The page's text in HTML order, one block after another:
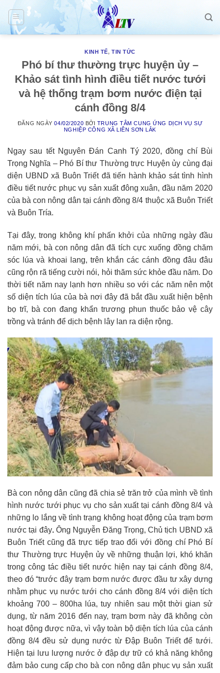
Skip
content
KINH TẾ,TIN TỨC
Phó bí thư thường trực huyện ủy –
Khảo sát tình hình điều tiết nước tưới
và hệ thống trạm bơm nước điện tại
cánh đồng 8/4
ĐĂNG NGÀY04/02/2020 BỞI TRUNG TÂM CUNG ỨNG DỊCH VỤ SỰ
NGHIỆP CÔNG XÃ LIÊN SƠN LẮK
Ngay sau tết Nguyên Đán Canh Tý 2020, đồng chí Bùi
Trọng Nghĩa – Phó Bí thư Thường trực Huyện ủy cùng đại
diện UBND xã Buôn Triết đã tiến hành khảo sát tình hình
điều tiết nước phục vụ sản xuất đông xuân, đầu năm 2020
của bà con nông dân tại cánh đồng 8/4 thuộc xã Buôn Triết
và Buôn Tría.
Tại đây, trong không khí phấn khởi của những ngày đầu
năm mới, bà con nông dân đã tích cực xuống đồng chăm
sóc lúa và khoai lang, trên khắn các cánh đồng đâu đâu
cũng rộn rã tiếng cười nói, hỏi thăm sức khỏe đầu năm. Do
thời tiết năm nay lạnh hơn nhiều so với các năm nên một
số diện tích lúa của bà nơi đây đã bắt đầu xuất hiện bệnh
bọ trĩ, bà con đang khẩn trương phun thuốc bảo vệ cây
trồng và tránh để dịch bệnh lây lan ra diện rộng.
Bà con nông dân cũng đã chia sẻ trăn trở của mình về tình
hình nước tưới phục vụ cho sản xuất tại cánh đồng 8/4 và
những lo lắng về tình trạng không hoạt động của trạm bơm
nước tại đây. Ông Nguyễn Đăng Trọng, Chủ tịch UBND xã
Buôn Triết cũng đã trực tiếp trao đổi với đồng chí Phó Bí
thư Thường trực Huyện ủy về những thuận lợi, khó khăn
trong công tác điều tiết nước hiện nay tại cánh đồng 8/4,
theo đó “trước đây trạm bơm nước được đầu tư xây dựng
nhằm phục vụ nước tưới cho cánh đồng 8/4 với diện tích
khoảng 700 – 800ha lúa, tuy nhiên sau một thời gian sử
dụng, từ năm 2016 đến nay, trạm bơm này đã không còn
hoạt động được nữa, vì vậy toàn bộ diện tích lúa của cánh
đồng 8/4 đều sử dụng nước từ Đập Buôn Triết để tưới.
Hiện tại lưu lượng nước ở đập dự trữ có khả năng không
đảm bảo cung cấp cho bà con nông dân phục vụ sản xuất